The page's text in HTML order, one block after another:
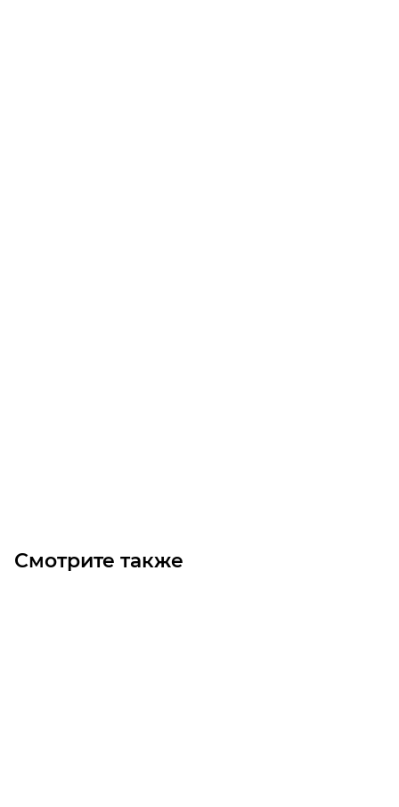
Смотрите также